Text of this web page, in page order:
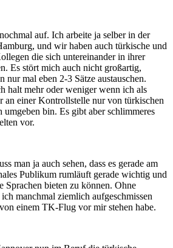
auf. Ich arbeite ja selber in der
und wir haben auch türkische und
die sich untereinander in ihrer
Es stört mich auch nicht großartig,
nur mal eben 2-3 Sätze austauschen.
halt mehr oder weniger wenn ich als
an einer Kontrollstelle nur von türkischen
umgeben bin. Es gibt aber schlimmeres
vor.
man ja auch sehen, dass es gerade am
Publikum rumläuft gerade wichtig und
Sprachen bieten zu können. Ohne
manchmal ziemlich aufgeschmissen
einem TK-Flug vor mir stehen habe.